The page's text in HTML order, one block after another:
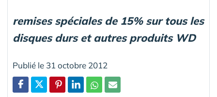
remises spéciales de 15% sur tous les
disques durs et autres produits WD
Publié le 31 octobre 2012